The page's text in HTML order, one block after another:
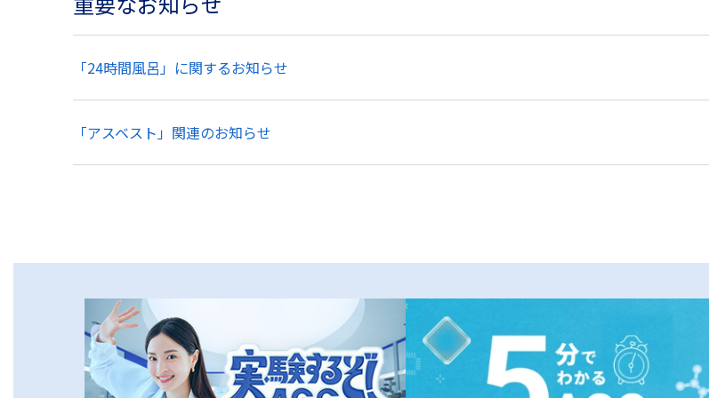
「24時間風呂」に関するお知らせ
「アスベスト」関連のお知らせ